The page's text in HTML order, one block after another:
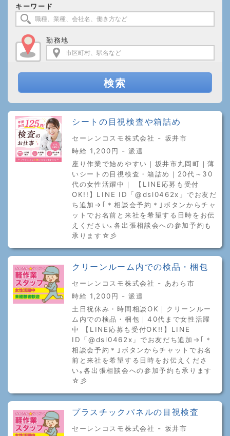
キーワード
勤務地
検索
シートの目視検査や箱詰め
セーレンコスモ株式会社 - 坂井市
時給 1,200円 - 派遣
座り作業で始めやすい｜坂井市丸岡町｜薄
いシートの目視検査・箱詰め｜20代～30
代の女性活躍中｜ 【LINE応募も受付
OK!!】LINE ID「@dsl0462x」でお友だ
ち追加→｢＊相談会予約＊｣ボタンからチャ
ットでお名前と来社を希望する日時をお伝
えください｡各出張相談会への参加予約も
承ります☆彡
クリーンルーム内での検品・梱包
セーレンコスモ株式会社 - あわら市
時給 1,200円 - 派遣
土日祝休み・時間相談OK｜クリーンルー
ム内での検品・梱包｜40代まで女性活躍
中 【LINE応募も受付OK!!】LINE
ID「@dsl0462x」でお友だち追加→｢＊
相談会予約＊｣ボタンからチャットでお名
前と来社を希望する日時をお伝えくださ
い｡各出張相談会への参加予約も承ります
☆彡
プラスチックパネルの目視検査
セーレンコスモ株式会社 - 坂井市